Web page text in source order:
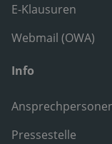
E-Klausuren
Webmail (OWA)
Info
Pressestelle